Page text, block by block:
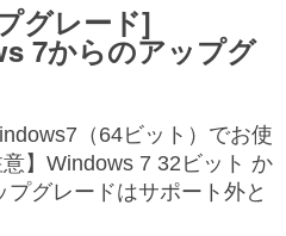
グレード]
7からのアップグ
（64ビット）でお使
】Windows 7 32ビット か
グレードはサポート外と